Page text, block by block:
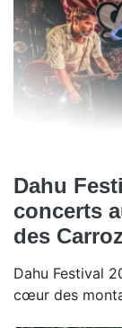
Dahu
concerts
des
Dahu Festival
cœur des